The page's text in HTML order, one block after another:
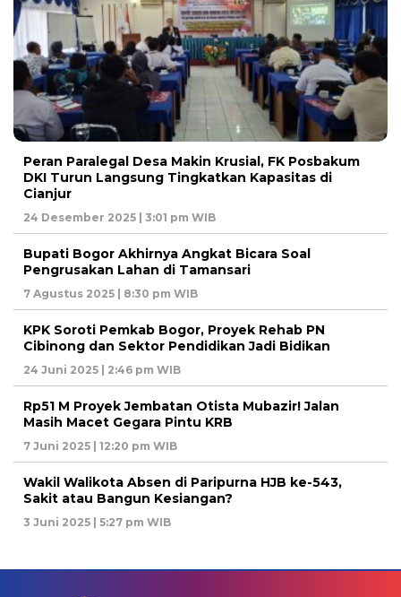
Peran Paralegal Desa Makin Krusial, FK Posbakum
DKI Turun Langsung Tingkatkan Kapasitas di
Cianjur
24 Desember 2025 | 3:01 pm WIB
Bupati Bogor Akhirnya Angkat Bicara Soal
Pengrusakan Lahan di Tamansari
7 Agustus 2025 | 8:30 pm WIB
KPK Soroti Pemkab Bogor, Proyek Rehab PN
Cibinong dan Sektor Pendidikan Jadi Bidikan
24 Juni 2025 | 2:46 pm WIB
Rp51 M Proyek Jembatan Otista Mubazir! Jalan
Masih Macet Gegara Pintu KRB
7 Juni 2025 | 12:20 pm WIB
Wakil Walikota Absen di Paripurna HJB ke-543,
Sakit atau Bangun Kesiangan?
3 Juni 2025 | 5:27 pm WIB